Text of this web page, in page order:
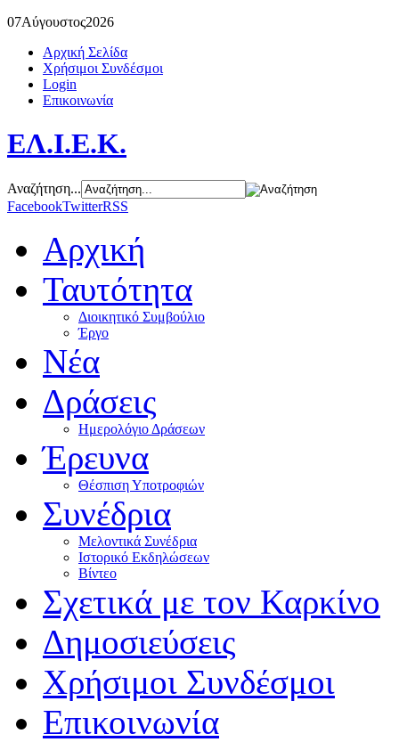
07Αύγουστος2026
Αρχική Σελίδα
Χρήσιμοι Συνδέσμοι
Login
Επικοινωνία
ΕΛ.Ι.Ε.Κ.
Αναζήτηση...
FacebookTwitterRSS
Αρχική
Ταυτότητα
Διοικητικό Συμβούλιο
Έργο
Νέα
Δράσεις
Ημερολόγιο Δράσεων
Έρευνα
Θέσπιση Υποτροφιών
Συνέδρια
Μελοντικά Συνέδρια
Ιστορικό Εκδηλώσεων
Βίντεο
Σχετικά με τον Καρκίνο
Δημοσιεύσεις
Χρήσιμοι Συνδέσμοι
Επικοινωνία